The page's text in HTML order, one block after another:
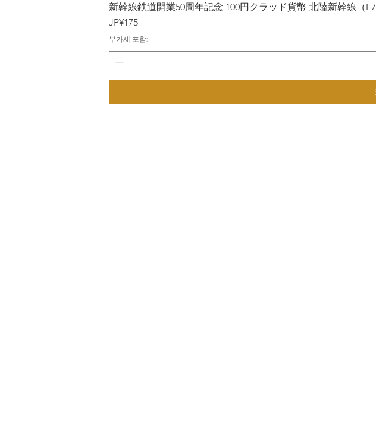
新幹線鉄道開業50周年記念 100円クラッド貨幣 北陸新幹線（
가격
JP¥175
부가세 포함: